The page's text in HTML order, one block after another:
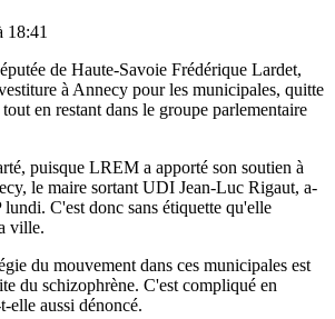
18:41
de Haute-Savoie Frédérique Lardet,
à Annecy pour les municipales, quitte
en restant dans le groupe parlementaire
puisque LREM a apporté son soutien à
le maire sortant UDI Jean-Luc Rigaut, a-
C'est donc sans étiquette qu'elle
ville.
du mouvement dans ces municipales est
du schizophrène. C'est compliqué en
elle aussi dénoncé.